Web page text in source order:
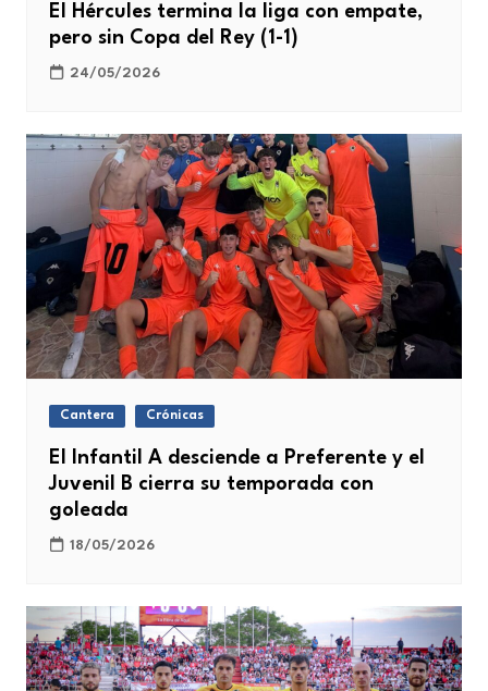
El Hércules termina la liga con empate,
pero sin Copa del Rey (1-1)
24/05/2026
Cantera Crónicas
El Infantil A desciende a Preferente y el
Juvenil B cierra su temporada con
goleada
18/05/2026